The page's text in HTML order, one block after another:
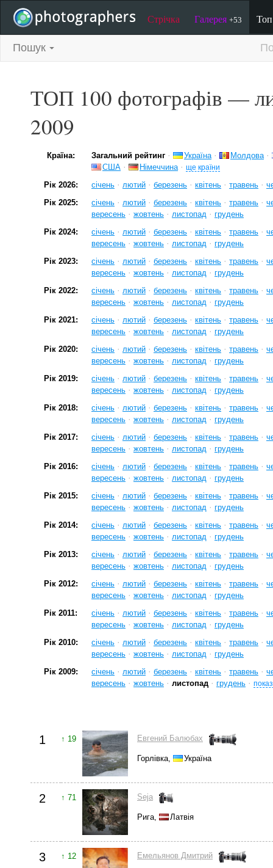
Стрічка Галерея +53
Пошук
ТОП 100 фотографів —
2009
Країна: Загальний рейтинг · Україна · Молдова ·
США · Німеччина · ще країни
Рік 2026: січень · лютий · березень · квітень · травень ·
Рік 2025:
січень · лютий · березень · квітень · травень ·
вересень · жовтень · листопад · грудень
Рік 2024:
січень · лютий · березень · квітень · травень ·
вересень · жовтень · листопад · грудень
Рік 2023:
січень · лютий · березень · квітень · травень ·
вересень · жовтень · листопад · грудень
Рік 2022:
січень · лютий · березень · квітень · травень ·
вересень · жовтень · листопад · грудень
Рік 2021:
січень · лютий · березень · квітень · травень ·
вересень · жовтень · листопад · грудень
Рік 2020:
січень · лютий · березень · квітень · травень ·
вересень · жовтень · листопад · грудень
Рік 2019:
січень · лютий · березень · квітень · травень ·
вересень · жовтень · листопад · грудень
Рік 2018:
січень · лютий · березень · квітень · травень ·
вересень · жовтень · листопад · грудень
Рік 2017:
січень · лютий · березень · квітень · травень ·
вересень · жовтень · листопад · грудень
Рік 2016:
січень · лютий · березень · квітень · травень ·
вересень · жовтень · листопад · грудень
Рік 2015:
січень · лютий · березень · квітень · травень ·
вересень · жовтень · листопад · грудень
Рік 2014:
січень · лютий · березень · квітень · травень ·
вересень · жовтень · листопад · грудень
Рік 2013:
січень · лютий · березень · квітень · травень ·
вересень · жовтень · листопад · грудень
Рік 2012:
січень · лютий · березень · квітень · травень ·
вересень · жовтень · листопад · грудень
Рік 2011:
січень · лютий · березень · квітень · травень ·
вересень · жовтень · листопад · грудень
Рік 2010:
січень · лютий · березень · квітень · травень ·
вересень · жовтень · листопад · грудень
Рік 2009:
січень · лютий · березень · квітень · травень ·
вересень · жовтень · листопад · грудень ·
1 ↑ 19 Евгений Балюбах
Горлівка, Україна
2 ↑ 71 Seja
Рига, Латвія
3 ↑ 12 Емельянов Дмитрий